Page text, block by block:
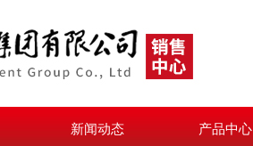
新闻动态 产品中心